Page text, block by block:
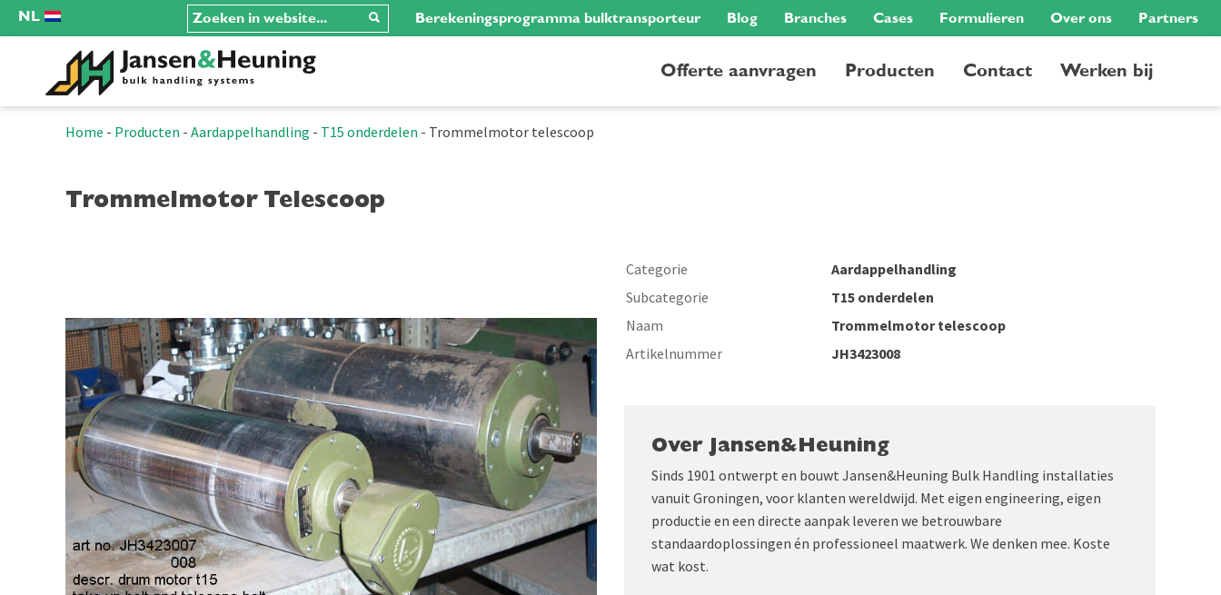
NL Berekeningsprogramma bulktransporteur Blog Branches Cases Formulieren Over ons Partners
Offerte aanvragen Producten Contact Werken bij
Home - Producten - Aardappelhandling - T15 onderdelen - Trommelmotor telescoop
Trommelmotor Telescoop
Categorie
Aardappelhandling
Subcategorie
T15 onderdelen
Naam
Trommelmotor telescoop
Artikelnummer
JH3423008
Over Jansen&Heuning
Sinds 1901 ontwerpt en bouwt Jansen&Heuning Bulk Handling installaties
vanuit Groningen, voor klanten wereldwijd. Met eigen engineering, eigen
productie en een directe aanpak leveren we betrouwbare
standaardoplossingen én professioneel maatwerk. We denken mee. Koste
wat kost.